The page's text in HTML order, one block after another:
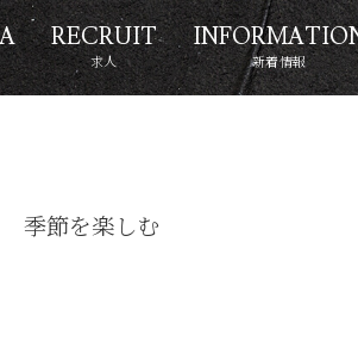
RECRUIT
求人 新着情報
季節を楽しむ